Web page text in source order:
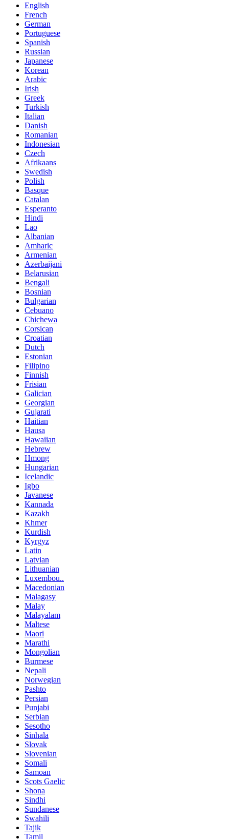
English
French
German
Portuguese
Spanish
Russian
Japanese
Korean
Arabic
Irish
Greek
Turkish
Italian
Danish
Romanian
Indonesian
Czech
Afrikaans
Swedish
Polish
Basque
Catalan
Esperanto
Hindi
Lao
Albanian
Amharic
Armenian
Azerbaijani
Belarusian
Bengali
Bosnian
Bulgarian
Cebuano
Chichewa
Corsican
Croatian
Dutch
Estonian
Filipino
Finnish
Frisian
Galician
Georgian
Gujarati
Haitian
Hausa
Hawaiian
Hebrew
Hmong
Hungarian
Icelandic
Igbo
Javanese
Kannada
Kazakh
Khmer
Kurdish
Kyrgyz
Latin
Latvian
Lithuanian
Luxembou..
Macedonian
Malagasy
Malay
Malayalam
Maltese
Maori
Marathi
Mongolian
Burmese
Nepali
Norwegian
Pashto
Persian
Punjabi
Serbian
Sesotho
Sinhala
Slovak
Slovenian
Somali
Samoan
Scots Gaelic
Shona
Sindhi
Sundanese
Swahili
Tajik
Tamil